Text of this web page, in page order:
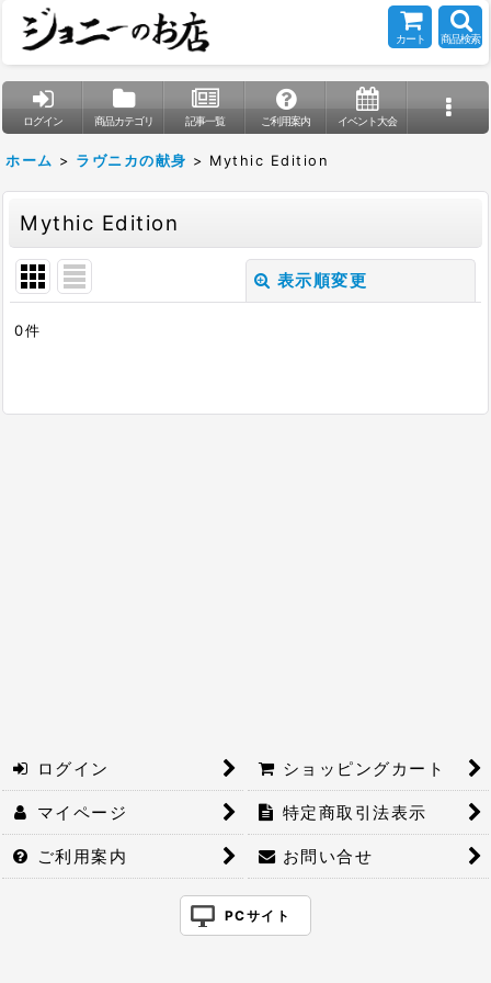
カート 商品検索
ログイン 商品カテゴリ 記事一覧 ご利用案内 イベント大会
ホーム > ラヴニカの献身 > Mythic Edition
Mythic Edition
表示順変更
表示数
0件
ログイン ショッピングカート
マイページ 特定商取引法表示
ご利用案内 お問い合せ
PCサイト